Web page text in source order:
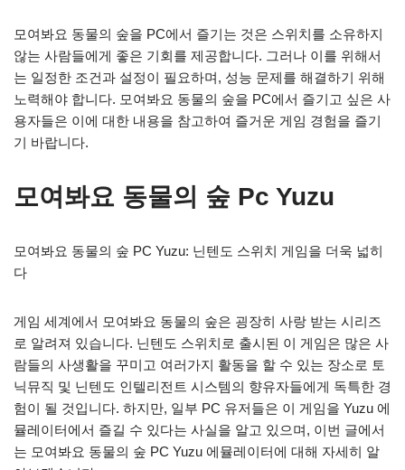
모여봐요 동물의 숲을 PC에서 즐기는 것은 스위치를 소유하지
않는 사람들에게 좋은 기회를 제공합니다. 그러나 이를 위해서
는 일정한 조건과 설정이 필요하며, 성능 문제를 해결하기 위해
노력해야 합니다. 모여봐요 동물의 숲을 PC에서 즐기고 싶은 사
용자들은 이에 대한 내용을 참고하여 즐거운 게임 경험을 즐기
기 바랍니다.
모여봐요 동물의 숲 Pc Yuzu
모여봐요 동물의 숲 PC Yuzu: 닌텐도 스위치 게임을 더욱 넓히
다
게임 세계에서 모여봐요 동물의 숲은 굉장히 사랑 받는 시리즈
로 알려져 있습니다. 닌텐도 스위치로 출시된 이 게임은 많은 사
람들의 사생활을 꾸미고 여러가지 활동을 할 수 있는 장소로 토
닉뮤직 및 닌텐도 인텔리전트 시스템의 향유자들에게 독특한 경
험이 될 것입니다. 하지만, 일부 PC 유저들은 이 게임을 Yuzu 에
뮬레이터에서 즐길 수 있다는 사실을 알고 있으며, 이번 글에서
는 모여봐요 동물의 숲 PC Yuzu 에뮬레이터에 대해 자세히 알